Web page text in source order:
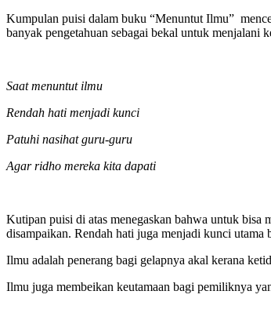
Kumpulan puisi dalam buku “Menuntut Ilmu”
banyak pengetahuan sebagai bekal untuk menjalani
Saat menuntut ilmu
Rendah hati menjadi kunci
Patuhi nasihat guru-guru
Agar ridho mereka kita dapati
Kutipan puisi di atas menegaskan bahwa untuk bisa
disampaikan. Rendah hati juga menjadi kunci utama
Ilmu adalah penerang bagi gelapnya akal kerana
Ilmu juga membeikan keutamaan bagi pemiliknya